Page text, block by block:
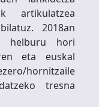
artikulatzea
2018an
helburu hori
eta euskal
hornitzaile
tresna